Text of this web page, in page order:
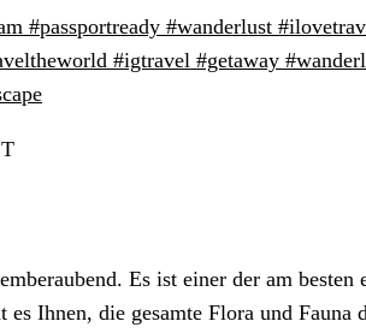
#passportready #wanderlust
#igtravel #getaway
Es ist einer der am
Ihnen, die gesamte Flora und